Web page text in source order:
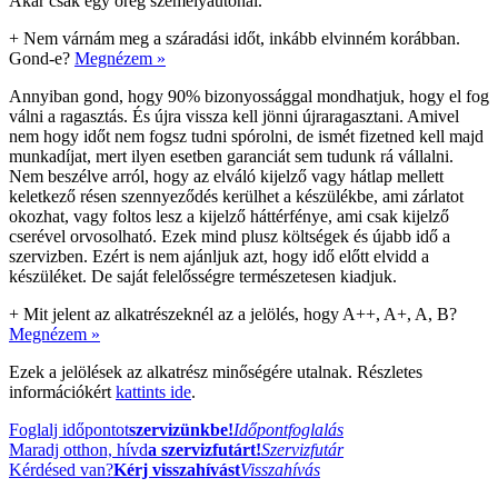
+ Nem várnám meg a száradási időt, inkább elvinném korábban.
Gond-e? Megnézem »
Annyiban gond, hogy 90% bizonyossággal mondhatjuk, hogy el fog
válni a ragasztás. És újra vissza kell jönni újraragasztani. Amivel
nem hogy időt nem fogsz tudni spórolni, de ismét fizetned kell majd
munkadíjat, mert ilyen esetben garanciát sem tudunk rá vállalni.
Nem beszélve arról, hogy az elváló kijelző vagy hátlap mellett
keletkező résen szennyeződés kerülhet a készülékbe, ami zárlatot
okozhat, vagy foltos lesz a kijelző háttérfénye, ami csak kijelző
cserével orvosolható. Ezek mind plusz költségek és újabb idő a
szervizben. Ezért is nem ajánljuk azt, hogy idő előtt elvidd a
készüléket. De saját felelősségre természetesen kiadjuk.
+ Mit jelent az alkatrészeknél az a jelölés, hogy A++, A+, A, B?
Megnézem »
Ezek a jelölések az alkatrész minőségére utalnak. Részletes
információkért kattints ide.
Foglalj időpontotszervizünkbe!Időpontfoglalás
Maradj otthon, hívda szervizfutárt!Szervizfutár
Kérdésed van?Kérj visszahívástVisszahívás